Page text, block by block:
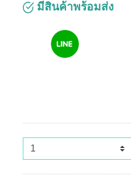
มีสินค้าพร้อมส่ง